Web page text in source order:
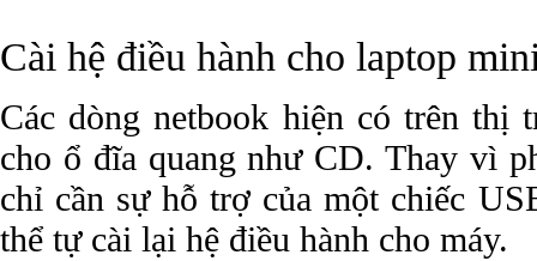
Cài hệ điều hành cho laptop
Các dòng netbook hiện có trên thị
cho ổ đĩa quang như CD. Thay vì
chỉ cần sự hỗ trợ của một chiếc
thể tự cài lại hệ điều hành cho máy.